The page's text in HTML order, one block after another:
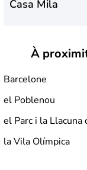
Casa Mila
La Rambla
Musée Gaudi
À
Barcelone
el Poblenou
el Parc i la Llacuna
la Vila Olímpica